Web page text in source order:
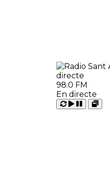
98.0 FM
En directe
Carregant
Reproduir
Pausar
Open